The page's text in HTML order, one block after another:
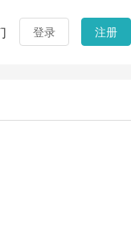
登录 注册